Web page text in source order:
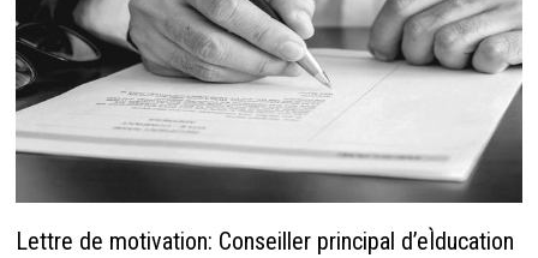
Lettre de motivation: Conseiller principal d’eÌducation